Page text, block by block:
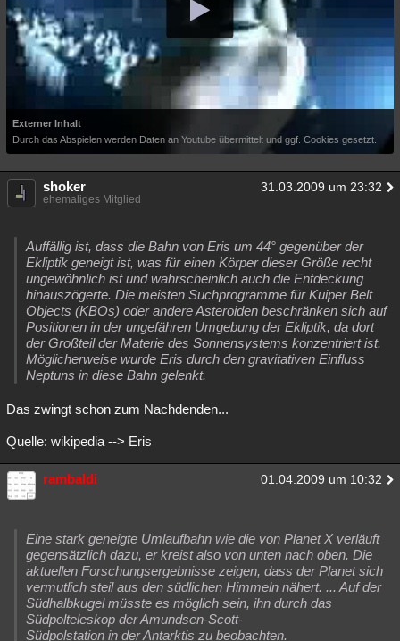
Externer Inhalt
Durch das Abspielen werden Daten an Youtube übermittelt und ggf. Cookies gesetzt.
shoker 31.03.2009 um 23:32
ehemaliges Mitglied
Auffällig ist, dass die Bahn von Eris um 44° gegenüber der
Ekliptik geneigt ist, was für einen Körper dieser Größe recht
ungewöhnlich ist und wahrscheinlich auch die Entdeckung
hinauszögerte. Die meisten Suchprogramme für Kuiper Belt
Objects (KBOs) oder andere Asteroiden beschränken sich auf
Positionen in der ungefähren Umgebung der Ekliptik, da dort
der Großteil der Materie des Sonnensystems konzentriert ist.
Möglicherweise wurde Eris durch den gravitativen Einfluss
Neptuns in diese Bahn gelenkt.
Das zwingt schon zum Nachdenden...
Quelle: wikipedia --> Eris
rambaldi 01.04.2009 um 10:32
Eine stark geneigte Umlaufbahn wie die von Planet X verläuft
gegensätzlich dazu, er kreist also von unten nach oben. Die
aktuellen Forschungsergebnisse zeigen, dass der Planet sich
vermutlich steil aus den südlichen Himmeln nähert. ... Auf der
Südhalbkugel müsste es möglich sein, ihn durch das
Südpolteleskop der Amundsen-Scott-
Südpolstation in der Antarktis zu beobachten.